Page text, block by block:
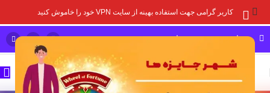
کاربر گرامی جهت استفاده بهینه از سایت VPN خود را خاموش کنید
مشاوره خرید و پشتیبانی سریع